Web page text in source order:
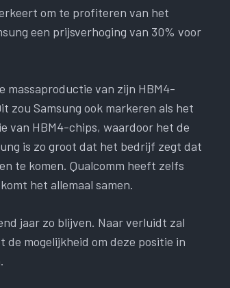
om te profiteren van het
een prijsverhoging van 30% voor
massaproductie van zijn HBM4-
zou Samsung ook markeren als het
van HBM4-chips, waardoor het de
is zo groot dat het bedrijf zegt dat
te komen. Qualcomm heeft zelfs
het allemaal samen.
jaar zo blijven. Naar verluidt zal
mogelijkheid om deze positie in